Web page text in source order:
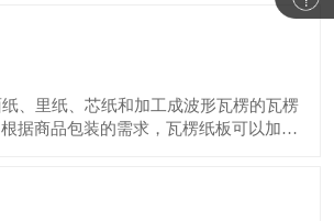
层﹑外层及中隔原纸本身的耐破强度决
。
、里纸、芯纸和加工成波形瓦楞的瓦楞
据商品包装的需求，瓦楞纸板可以加工
用同样质量